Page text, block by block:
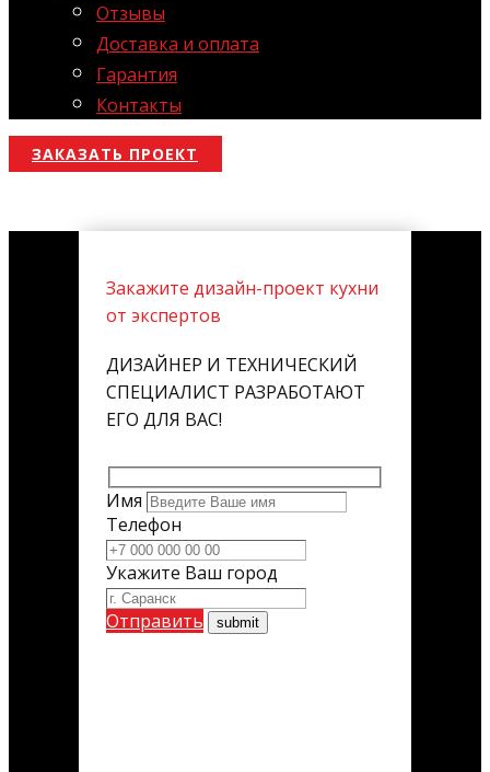
Отзывы
Доставка и оплата
Гарантия
Контакты
ЗАКАЗАТЬ ПРОЕКТ
Закажите дизайн-проект кухни
от экспертов
ДИЗАЙНЕР И ТЕХНИЧЕСКИЙ
СПЕЦИАЛИСТ РАЗРАБОТАЮТ
ЕГО ДЛЯ ВАС!
Имя
Телефон
Укажите Ваш город
Отправить